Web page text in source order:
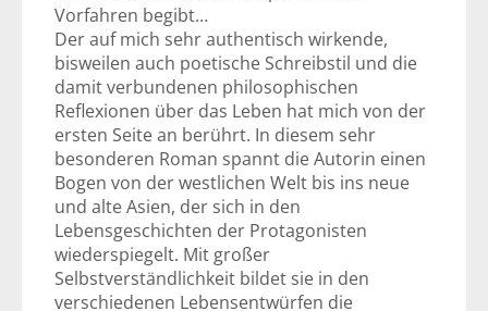
Vorfahren begibt…
Der auf mich sehr authentisch wirkende,
bisweilen auch poetische Schreibstil und die
damit verbundenen philosophischen
Reflexionen über das Leben hat mich von der
ersten Seite an berührt. In diesem sehr
besonderen Roman spannt die Autorin einen
Bogen von der westlichen Welt bis ins neue
und alte Asien, der sich in den
Lebensgeschichten der Protagonisten
wiederspiegelt. Mit großer
Selbstverständlichkeit bildet sie in den
verschiedenen Lebensentwürfen die